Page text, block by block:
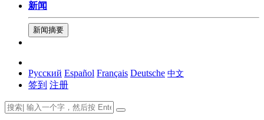
新闻
新闻摘要
Русский Español Français Deutsche 中文
签到 注册